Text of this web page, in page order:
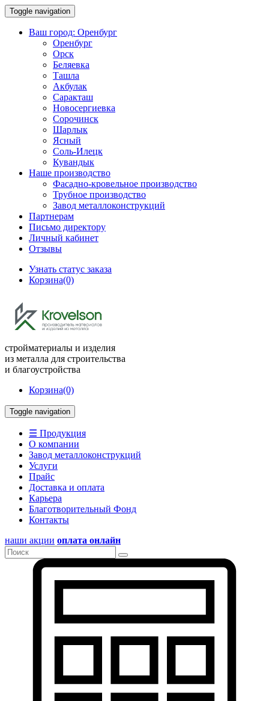
Toggle navigation
Ваш город: Оренбург
Оренбург
Орск
Беляевка
Ташла
Акбулак
Саракташ
Новосергиевка
Сорочинск
Шарлык
Ясный
Соль-Илецк
Кувандык
Наше производство
Фасадно-кровельное производство
Трубное производство
Завод металлоконструкций
Партнерам
Письмо директору
Личный кабинет
Отзывы
Узнать статус заказа
Корзина(0)
стройматериалы и изделия
из металла для строительства
и благоустройства
Корзина(0)
Toggle navigation
☰ Продукция
О компании
Завод металлоконструкций
Услуги
Прайс
Доставка и оплата
Карьера
Благотворительный Фонд
Контакты
наши акции оплата онлайн